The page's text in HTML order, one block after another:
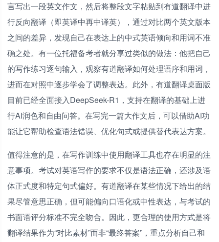
言写出一段英文作文，然后将整段文字粘贴到有道翻译中进
行反向翻译（即英译中再中译英），通过对比两个英文版本
之间的差异，发现自己在表达上的中式英语倾向和用词不准
确之处。有一位托福备考者就分享过类似的做法：他把自己
的写作练习逐句输入，观察有道翻译如何处理语序和用词，
进而在对照中逐步学会了调整表达。此外，有道翻译桌面版
目前已经全面接入DeepSeek-R1，支持在翻译的基础上进
行AI润色和自由问答。在写完一篇大作文后，可以借助AI功
能让它帮助检查语法错误、优化句式或提供替代表达方案。
值得注意的是，在写作训练中使用翻译工具也存在明显的注
意事项。考试对英语写作的要求不仅是语法正确，还涉及语
体正式度和特定句式偏好。有道翻译在某些情况下给出的结
果尽管意思正确，但可能偏向口语化或中性表达，与考试的
书面语评分标准不完全吻合。因此，更合理的使用方式是将
翻译结果作为“对比素材”而非“最终答案”，重点分析自己和